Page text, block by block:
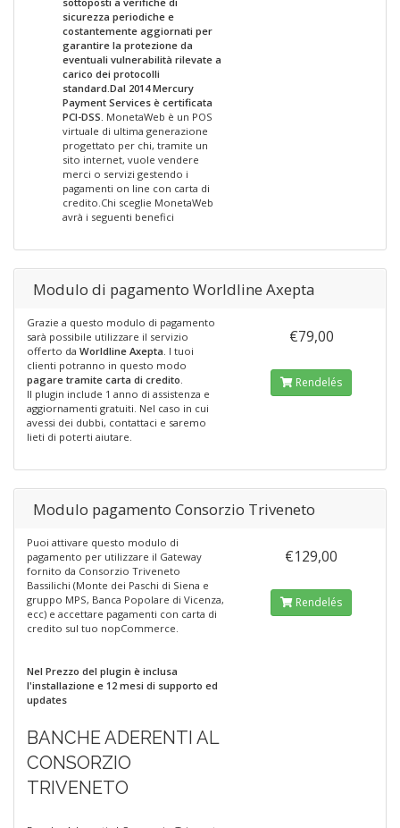
sicurezza periodiche e
costantemente aggiornati per
garantire la protezione da
eventuali vulnerabilità rilevate a
carico dei protocolli
standard.Dal 2014 Mercury
Payment Services è certificata
PCI-DSS. MonetaWeb è un POS
virtuale di ultima generazione
progettato per chi, tramite un
sito internet, vuole vendere
merci o servizi gestendo i
pagamenti on line con carta di
credito.Chi sceglie MonetaWeb
avrà i seguenti benefici
Modulo di pagamento Worldline Axepta
Grazie a questo modulo di pagamento
sarà possibile utilizzare il servizio
offerto da Worldline Axepta. I tuoi
clienti potranno in questo modo
pagare tramite carta di credito.
Il plugin include 1 anno di assistenza e
aggiornamenti gratuiti. Nel caso in cui
avessi dei dubbi, contattaci e saremo
lieti di poterti aiutare.
€79,00
Rendelés
Modulo pagamento Consorzio Triveneto
Puoi attivare questo modulo di
pagamento per utilizzare il Gateway
fornito da Consorzio Triveneto
Bassilichi (Monte dei Paschi di Siena e
gruppo MPS, Banca Popolare di Vicenza,
ecc) e accettare pagamenti con carta di
credito sul tuo nopCommerce.
Nel Prezzo del plugin è inclusa
l'installazione e 12 mesi di supporto ed
updates
BANCHE ADERENTI AL
CONSORZIO
TRIVENETO
€129,00
Rendelés